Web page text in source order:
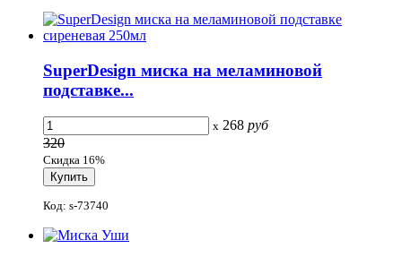
SuperDesign миска на меламиновой
подставке...
x 268 руб
320
Скидка 16%
Код: s-73740